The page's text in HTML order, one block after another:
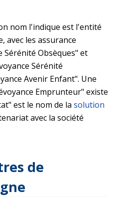
nom l'indique est l'entité
avec les assurance
Sérénité Obsèques" et
Sérénité
Avenir Enfant". Une
Emprunteur" existe
est le nom de la solution
avec la société
de